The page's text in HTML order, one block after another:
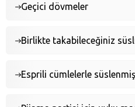
Geçici dövmeler
Birlikte takabileceğiniz
Esprili cümlelerle